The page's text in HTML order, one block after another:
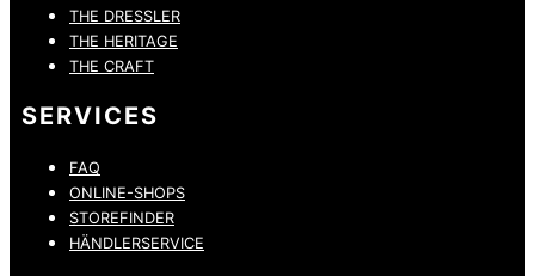
THE DRESSLER
THE HERITAGE
THE CRAFT
SERVICES
FAQ
ONLINE-SHOPS
STOREFINDER
HÄNDLERSERVICE